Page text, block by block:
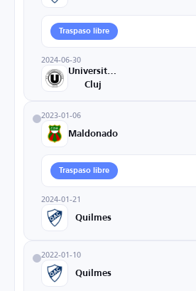
Traspaso libre
2024-06-30
Universitatea
Cluj
2023-01-06
Maldonado
Traspaso libre
2024-01-21
Quilmes
2022-01-10
Quilmes